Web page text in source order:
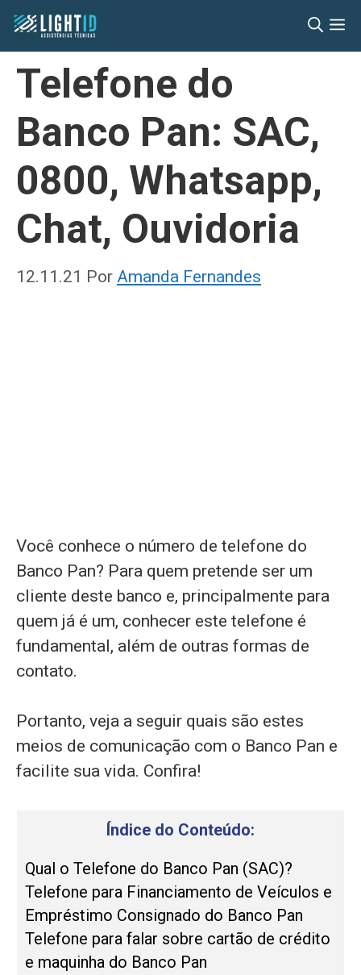
Pular
para
conteúdo
Telefone do
Banco Pan: SAC,
0800, Whatsapp,
Chat, Ouvidoria
12.11.21 Por Amanda Fernandes
Você conhece o número de telefone do
Banco Pan? Para quem pretende ser um
cliente deste banco e, principalmente para
quem já é um, conhecer este telefone é
fundamental, além de outras formas de
contato.
Portanto, veja a seguir quais são estes
meios de comunicação com o Banco Pan e
facilite sua vida. Confira!
Índice do Conteúdo:
Qual o Telefone do Banco Pan (SAC)?
Telefone para Financiamento de Veículos e
Empréstimo Consignado do Banco Pan
Telefone para falar sobre cartão de crédito
e maquinha do Banco Pan